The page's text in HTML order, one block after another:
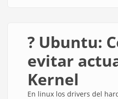
?️ Ubuntu:
evitar
Kernel
En linux los drivers del